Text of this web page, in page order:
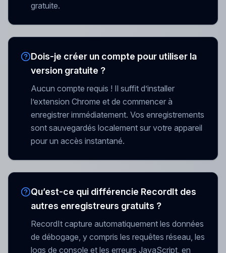
gratuite.
Dois-je créer un compte pour utiliser la
version gratuite ?
Aucun compte requis ! Il suffit d’installer
l’extension Chrome et de commencer à
enregistrer immédiatement. Vos enregistrements
sont sauvegardés localement sur votre appareil
pour un accès instantané.
Qu’est-ce qui différencie RecordIt des
autres enregistreurs gratuits ?
RecordIt capture automatiquement les données
de débogage, y compris les requêtes réseau, les
logs de console et les erreurs JavaScript, en